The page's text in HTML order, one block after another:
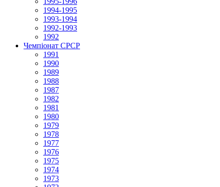
1994-1995
1993-1994
1992-1993
1992
Чемпіонат СРСР
1991
1990
1989
1988
1987
1982
1981
1980
1979
1978
1977
1976
1975
1974
1973